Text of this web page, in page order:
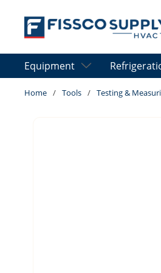
Skip to main content
Equipment
Home / Tools / Testing &